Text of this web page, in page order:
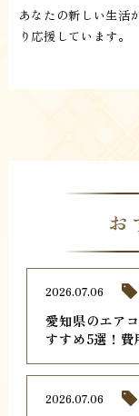
あなたの新しい生活
り応援しています。
お
愛知県のエア
すすめ5選！費
2026.07.06
2026.07.06